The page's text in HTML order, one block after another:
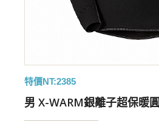
特價NT:1665
男 銀纖維長袖保暖排汗內衣